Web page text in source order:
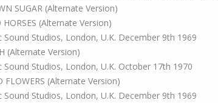
SUGAR (Alternate Version)
HORSES (Alternate Version)
Sound Studios, London, U.K. December 9th 1969
(Alternate Version)
Sound Studios, London, U.K. October 17th 1970
FLOWERS (Alternate Version)
Sound Studios, London, U.K. December 9th 1969